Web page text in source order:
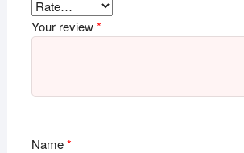
Your review*
Name*